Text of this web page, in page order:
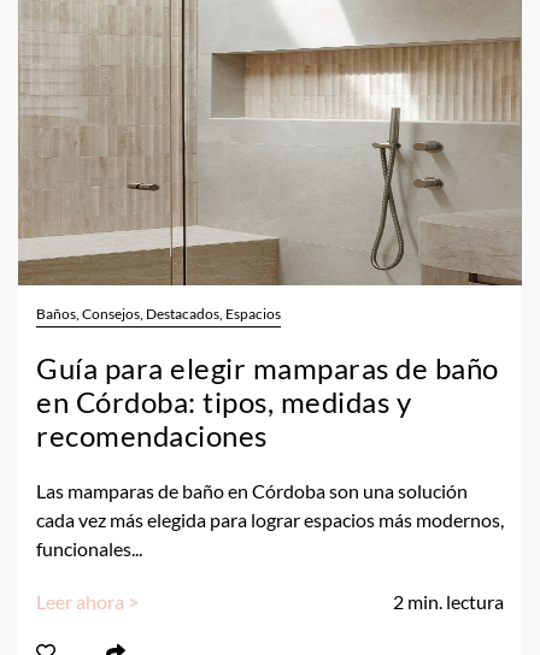
Baños, Consejos, Destacados, Espacios
Guía para elegir mamparas de baño
en Córdoba: tipos, medidas y
recomendaciones
Las mamparas de baño en Córdoba son una solución
cada vez más elegida para lograr espacios más modernos,
funcionales...
Leer ahora > 2 min. lectura